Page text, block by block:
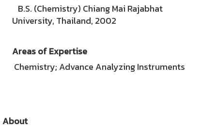
B.S. (Chemistry) Chiang Mai Rajabhat
University, Thailand, 2002
Areas of Expertise
Chemistry; Advance Analyzing Instruments
About